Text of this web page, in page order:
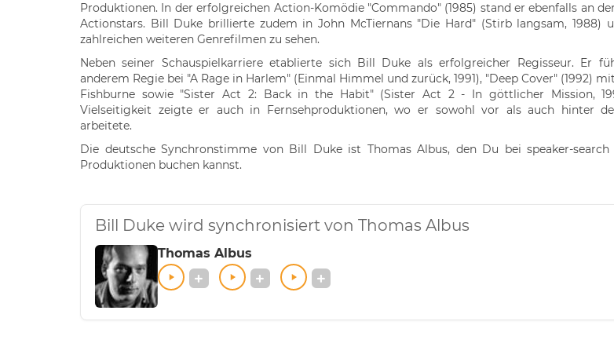
Produktionen. In der erfolgreichen Action-Komödie "Commando" (1985) stand er ebenfalls an
Actionstars. Bill Duke brillierte zudem in John McTiernans "Die Hard" (Stirb langsam, 1988)
zahlreichen weiteren Genrefilmen zu sehen.
Neben seiner Schauspielkarriere etablierte sich Bill Duke als erfolgreicher Regisseur. Er
anderem Regie bei "A Rage in Harlem" (Einmal Himmel und zurück, 1991), "Deep Cover" (1992)
Fishburne sowie "Sister Act 2: Back in the Habit" (Sister Act 2 - In göttlicher Mission,
Vielseitigkeit zeigte er auch in Fernsehproduktionen, wo er sowohl vor als auch hinter
arbeitete.
Die deutsche Synchronstimme von Bill Duke ist Thomas Albus, den Du bei speaker-
Produktionen buchen kannst.
Bill Duke wird synchronisiert von Thomas Albus
Thomas Albus